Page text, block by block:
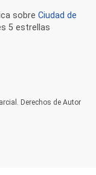
sobre Ciudad de
5 estrellas
Derechos de Autor